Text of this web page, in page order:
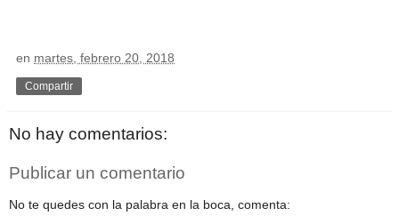
en martes, febrero 20, 2018
Compartir
No hay comentarios:
Publicar un comentario
No te quedes con la palabra en la boca, comenta: